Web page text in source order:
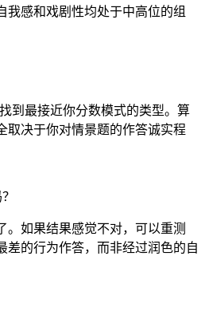
我感和戏剧性均处于中高位的组
到最接近你分数模式的类型。算
决于你对情景题的作答诚实程
。如果结果感觉不对，可以重测
的行为作答，而非经过润色的自